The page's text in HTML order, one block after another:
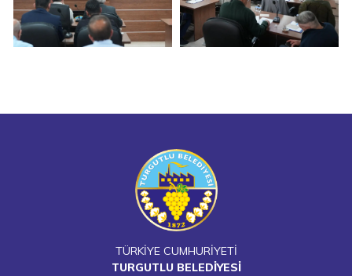
TÜRKİYE CUMHURİYETİ
TURGUTLU BELEDİYESİ